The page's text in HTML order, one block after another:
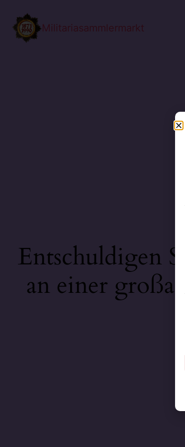
Militariasammlermarkt
Entschuldigen
an einer